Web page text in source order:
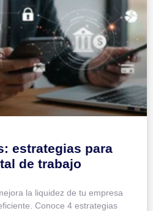
estrategias para
de trabajo
la liquidez de tu empresa
Conoce 4 estrategias